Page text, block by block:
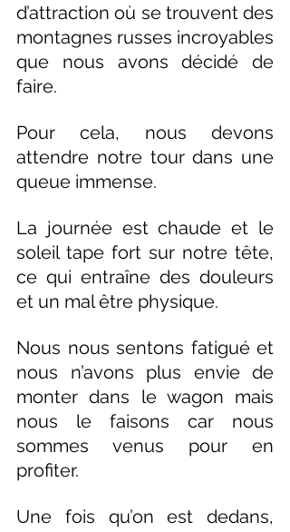
d’attraction où se trouvent des
montagnes russes incroyables
que nous avons décidé de
faire.
Pour cela, nous devons
attendre notre tour dans une
queue immense.
La journée est chaude et le
soleil tape fort sur notre tête,
ce qui entraîne des douleurs
et un mal être physique.
Nous nous sentons fatigué et
nous n’avons plus envie de
monter dans le wagon mais
nous le faisons car nous
sommes venus pour en
profiter.
Une fois qu’on est dedans,